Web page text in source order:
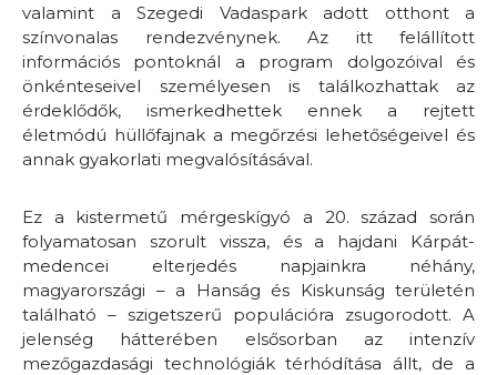
valamint a Szegedi Vadaspark adott otthont a
színvonalas rendezvénynek. Az itt felállított
információs pontoknál a program dolgozóival és
önkénteseivel személyesen is találkozhattak az
érdeklődők, ismerkedhettek ennek a rejtett
életmódú hüllőfajnak a megőrzési lehetőségeivel és
annak gyakorlati megvalósításával.
Ez a kistermetű mérgeskígyó a 20. század során
folyamatosan szorult vissza, és a hajdani Kárpát-
medencei elterjedés napjainkra néhány,
magyarországi – a Hanság és Kiskunság területén
található – szigetszerű populációra zsugorodott. A
jelenség hátterében elsősorban az intenzív
mezőgazdasági technológiák térhódítása állt, de a